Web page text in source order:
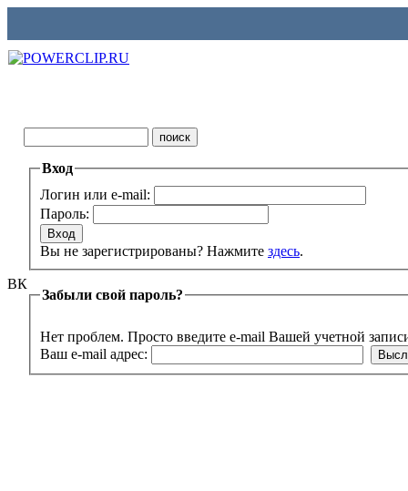
ВК
Вход
Логин или e-mail:
Пароль:
Вы не зарегистрированы? Нажмите здесь.
Забыли свой пароль?
Нет проблем. Просто введите e-mail Вашей учетной
Ваш e-mail адрес: